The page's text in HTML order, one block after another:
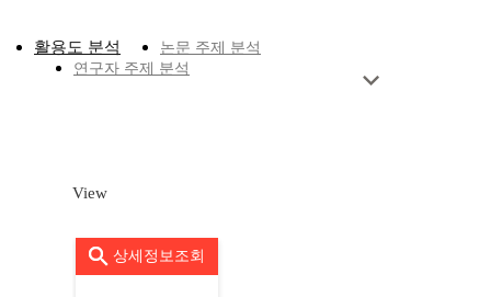
활용도 분석
논문 주제 분석
연구자 주제 분석
View
상세정보조회